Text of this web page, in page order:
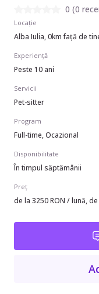
0 (0
Locație
Alba Iulia, 0km față de
Experiență
Peste 10 ani
Servicii
Pet-sitter
Program
Full-time, Ocazional
Disponibilitate
În timpul săptămânii
Preț
de la 3250 RON / lună,